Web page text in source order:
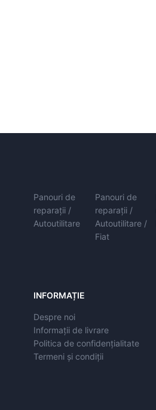
Panouri de
reparații /
Autoutilitare
Panouri de
reparații /
Autoutilitare /
Fiat
INFORMAȚIE
Despre noi
Informații de livrare
Politica de confidențialitate
Termeni și condiții